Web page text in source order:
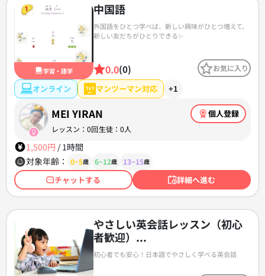
学習・語学
中国語
外国語をひとつ学べば、新しい興味がひとつ増えて、
新しい友だちがひとりできる✨
0.0(0) お気に入り
オンライン マンツーマン対応 +1
MEI YIRAN 個人登録
レッスン：0回生徒：0人
1,500円 / 1時間
対象年齢：
0~5歳 6~12歳 13~15歳
チャットする 詳細へ進む
やさしい英会話レッスン（初心
者歓迎）...
初心者でも安心！日本語でやさしく学べる英会話